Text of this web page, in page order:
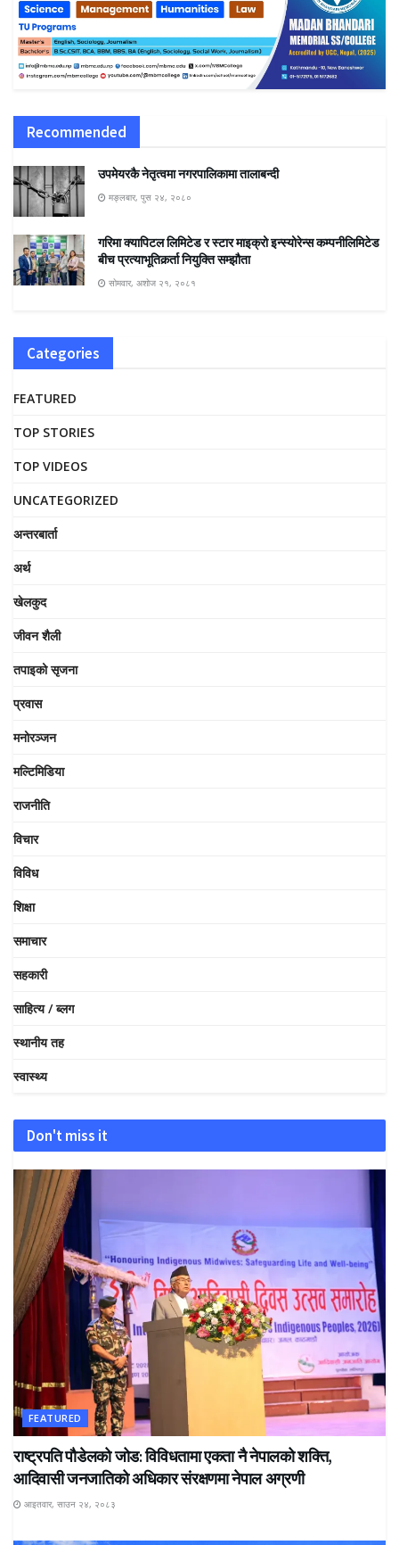
Recommended
उपमेयरकै नेतृत्वमा नगरपालिकामा तालाबन्दी
मङ्लबार, पुस २४, २०८०
गरिमा क्यापिटल लिमिटेड र स्टार माइक्रो इन्स्योरेन्स कम्पनीलिमिटेड
बीच प्रत्याभूतिकर्र्ता नियुक्ति सम्झौता
सोमवार, अशोज २१, २०८१
Categories
FEATURED
TOP STORIES
TOP VIDEOS
UNCATEGORIZED
अन्तरबार्ता
अर्थ
खेलकुद
जीवन शैली
तपाइको सृजना
प्रवास
मनोरञ्जन
मल्टिमिडिया
राजनीति
विचार
विविध
शिक्षा
समाचार
सहकारी
साहित्य / ब्लग
स्थानीय तह
स्वास्थ्य
Don't miss it
FEATURED
राष्ट्रपति पौडेलको जोड: विविधतामा एकता नै नेपालको शक्ति,
आदिवासी जनजातिको अधिकार संरक्षणमा नेपाल अग्रणी
आइतवार, साउन २४, २०८३